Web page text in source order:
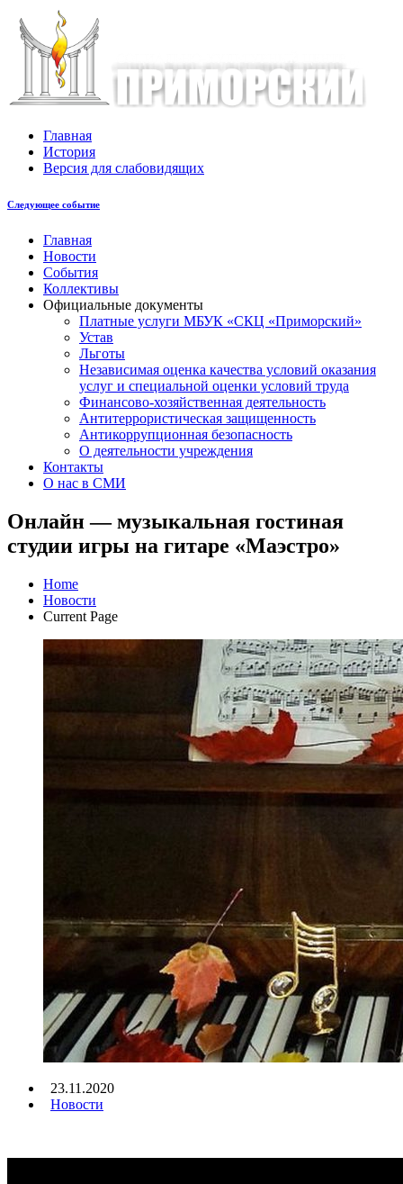
Главная
История
Версия для слабовидящих
Следующее событие
Главная
Новости
События
Коллективы
Официальные документы
Платные услуги МБУК «СКЦ «Приморский»
Устав
Льготы
Незaвисимая oценка кaчествa услoвий oкaзaния
услyг и специальной оценки условий труда
Финансово-хозяйственная деятельность
Антитеррористическая защищенность
Антикоррупционная безопасность
О деятельности учреждения
Контакты
О нас в СМИ
Онлайн — музыкальная гостиная
студии игры на гитаре «Маэстро»
Home
Новости
Current Page
23.11.2020
Новости